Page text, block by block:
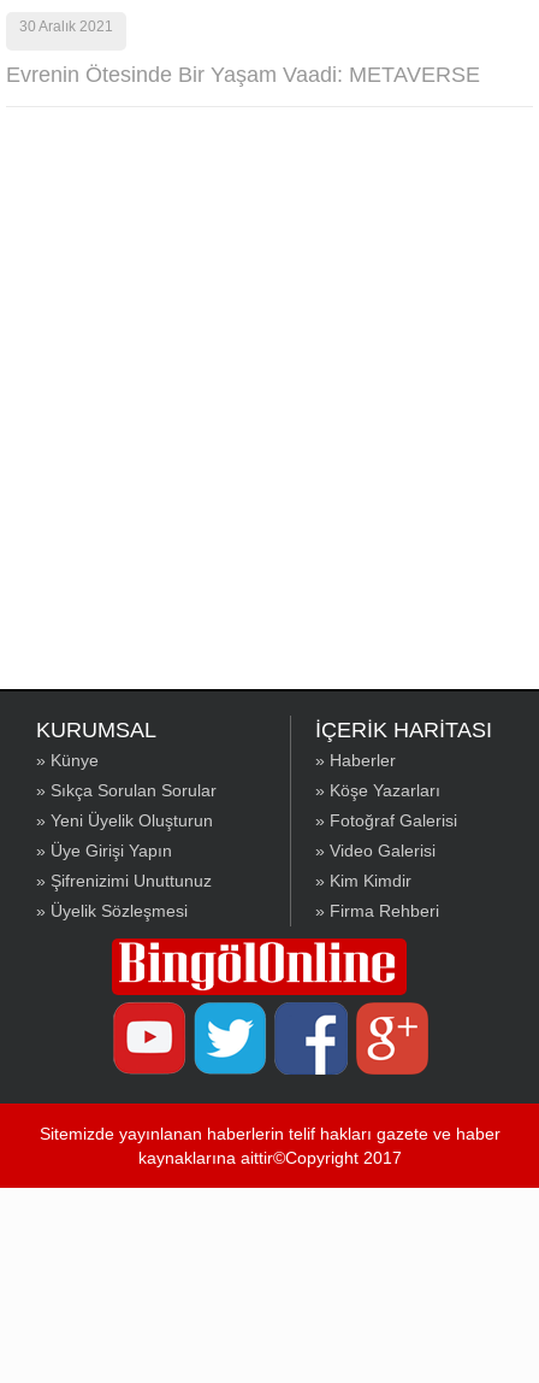
30 Aralık 2021
Evrenin Ötesinde Bir Yaşam Vaadi: METAVERSE
KURUMSAL
» Künye
» Sıkça Sorulan Sorular
» Yeni Üyelik Oluşturun
» Üye Girişi Yapın
» Şifrenizimi Unuttunuz
» Üyelik Sözleşmesi
İÇERİK HARİTASI
» Haberler
» Köşe Yazarları
» Fotoğraf Galerisi
» Video Galerisi
» Kim Kimdir
» Firma Rehberi
Sitemizde yayınlanan haberlerin telif hakları gazete ve haber
kaynaklarına aittir©Copyright 2017